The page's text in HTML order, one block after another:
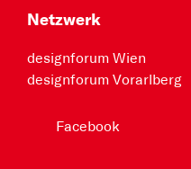
Netzwerk
designforum Wien
designforum Vorarlberg
Facebook